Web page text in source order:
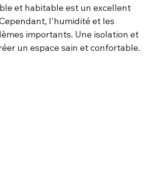
et habitable est un excellent
l'humidité et les
importants. Une isolation et
un espace sain et confortable.